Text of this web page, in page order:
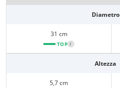
Diametro
31 cm
TOP i
Altezza
5,7 cm